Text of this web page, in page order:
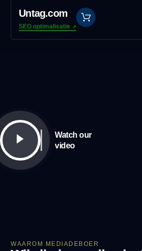
Untag.com
SEO optimalisatie
Watch our
video
WAAROM MEDIADEBOER